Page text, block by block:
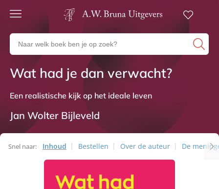
Gratis
23:00
volgende
werkdag
betalen
retourneren
Zoeken
naar
auteurs
uitgevers
Non-fictie
Wat had je dan verwacht?
Een realistische kijk op het ideale leven
Jan Wolter Bijleveld
Snel naar: Inhoud Bestellen Over de auteur De